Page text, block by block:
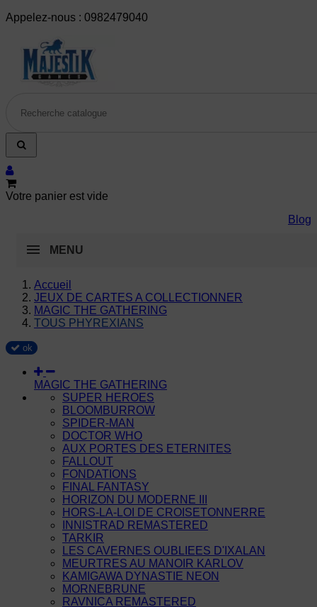
Appelez-nous : 0982479040
Votre panier est vide
Blog
MENU
Accueil
JEUX DE CARTES A COLLECTIONNER
MAGIC THE GATHERING
TOUS PHYREXIANS
ok
MAGIC THE GATHERING
SUPER HEROES
BLOOMBURROW
SPIDER-MAN
DOCTOR WHO
AUX PORTES DES ETERNITES
FALLOUT
FONDATIONS
FINAL FANTASY
HORIZON DU MODERNE III
HORS-LA-LOI DE CROISETONNERRE
INNISTRAD REMASTERED
TARKIR
LES CAVERNES OUBLIEES D'IXALAN
MEURTRES AU MANOIR KARLOV
KAMIGAWA DYNASTIE NEON
MORNEBRUNE
RAVNICA REMASTERED